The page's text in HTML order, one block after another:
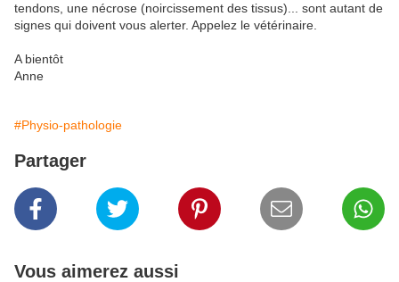
tendons, une nécrose (noircissement des tissus)... sont autant de
signes qui doivent vous alerter. Appelez le vétérinaire.
A bientôt
Anne
#Physio-pathologie
Partager
Vous aimerez aussi